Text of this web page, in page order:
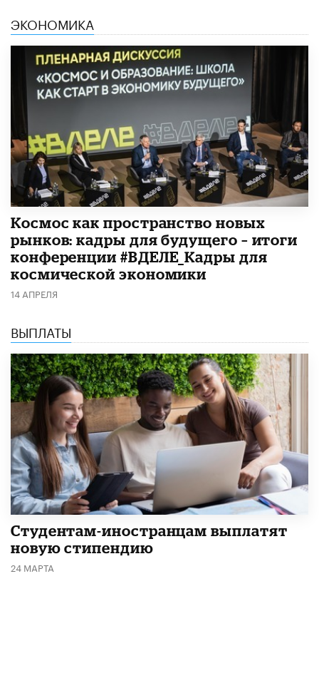
ЭКОНОМИКА
Космос как пространство новых
рынков: кадры для будущего – итоги
конференции #ВДЕЛЕ_Кадры для
космической экономики
14 АПРЕЛЯ
ВЫПЛАТЫ
Студентам-иностранцам выплатят
новую стипендию
24 МАРТА